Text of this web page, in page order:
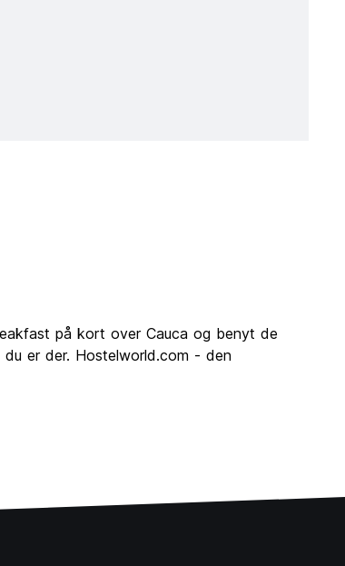
på kort over Cauca og benyt de
er der. Hostelworld.com - den